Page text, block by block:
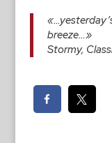
breeze…»
Stormy,